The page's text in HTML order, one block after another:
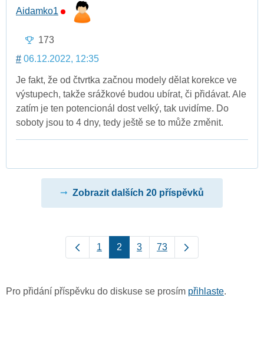
Aidamko1
173
# 06.12.2022, 12:35
Je fakt, že od čtvrtka začnou modely dělat korekce ve
výstupech, takže srážkové budou ubírat, či přidávat. Ale
zatím je ten potencionál dost velký, tak uvidíme. Do
soboty jsou to 4 dny, tedy ještě se to může změnit.
Zobrazit dalších 20 příspěvků
1 2 3 73
Pro přidání příspěvku do diskuse se prosím přihlaste.